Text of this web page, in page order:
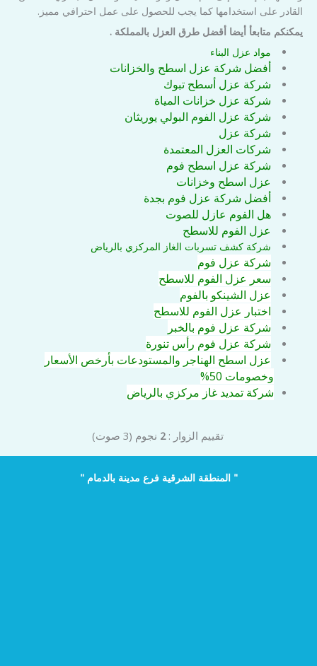
القادر على استخدامها كما يجب للحصول على عمل احترافي مميز.
يمكنكم متابعأ أيضا أقضل طرق العزل بالمملكة .
مواد عزل البناء
أفضل شركة عزل اسطح والخزانات
شركة عزل أسطح تبوك
شركة عزل خزانات المياة
شركة عزل الفوم البولي يوريثان
شركة عزل
شركات العزل المعتمدة
شركة عزل اسطح فوم
عزل اسطح وخزانات
أفضل شركة عزل فوم بجدة
هل الفوم عازل للصوت
عزل الفوم للاسطح
شركة كشف تسربات الغاز المركزي بالرياض
شركة عزل فوم
سعر عزل الفوم للاسطح
عزل الشينكو بالفوم
اختبار عزل الفوم للاسطح
شركة عزل فوم بالخبر
شركة عزل فوم رأس تنورة
عزل اسطح الهناجر والمستودعات بأرخص الأسعار
وخصومات 50%
شركة تمديد غاز مركزي بالرياض
تقييم الزوار : 2 نجوم (
3 صوت)
" المنطقة الشرقية فرع مدينة بالدمام "